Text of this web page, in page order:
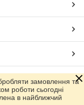
замовлення та
роботи сьогодні
в найближчий